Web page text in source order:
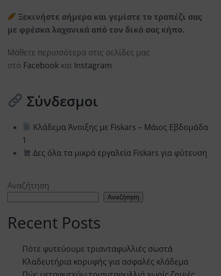
Ξεκινήστε σήμερα και γεμίστε το τραπέζι σας
με φρέσκα λαχανικά από τον δικό σας κήπο.
Μάθετε περισσότερα στις σελίδες μας
στο Facebook και Instagram
Σύνδεσμοι
Κλάδεμα Άνοιξης με Fiskars – Μάιος Εβδομάδα
1
Δες όλα τα μικρά εργαλεία Fiskars για φύτευση
Αναζήτηση
Αναζήτηση
Recent Posts
Πότε φυτεύουμε τριανταφυλλιές σωστά
Κλαδευτήρια κορυφής για ασφαλές κλάδεμα